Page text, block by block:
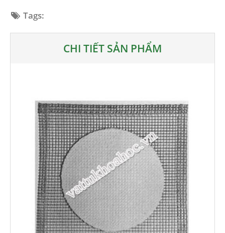
Tags:
CHI TIẾT SẢN PHẨM